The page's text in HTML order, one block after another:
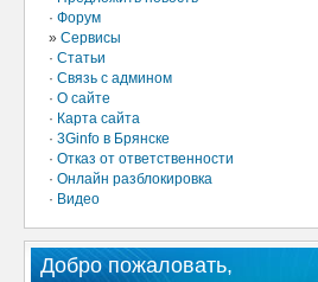
· Форум
» Сервисы
· Статьи
· Связь с админом
· О сайте
· Карта сайта
· 3Ginfo в Брянске
· Отказ от ответственности
· Онлайн разблокировка
· Видео
Добро пожаловать,